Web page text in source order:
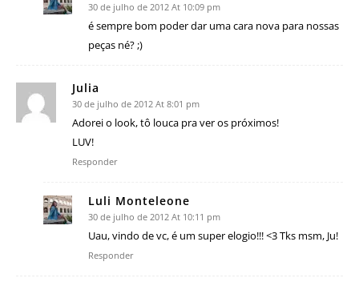
30 de julho de 2012 At 10:09 pm
é sempre bom poder dar uma cara nova para nossas
peças né? ;)
Julia
30 de julho de 2012 At 8:01 pm
Adorei o look, tô louca pra ver os próximos!
LUV!
Responder
Luli Monteleone
30 de julho de 2012 At 10:11 pm
Uau, vindo de vc, é um super elogio!!! <3 Tks msm, Ju!
Responder